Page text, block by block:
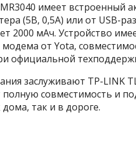
имеет встроенный
(5В, 0,5А) или от USB-
2000 мАч. Устройство
от Yota,
официальной
заслуживают TP-LINK
совместимость и
так и в дороге.